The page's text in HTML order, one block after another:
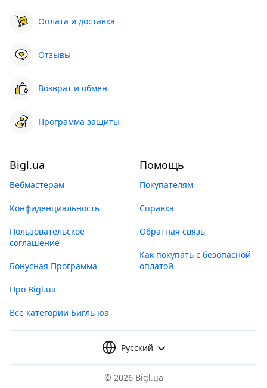
Оплата и доставка
Отзывы
Возврат и обмен
Программа защиты
Bigl.ua
Вебмастерам
Конфиденциальность
Пользовательское
соглашение
Бонусная Программа
Про Bigl.ua
Все категории Бигль юа
Помощь
Покупателям
Справка
Обратная связь
Как покупать с безопасной
оплатой
Русский
© 2026 Bigl.ua